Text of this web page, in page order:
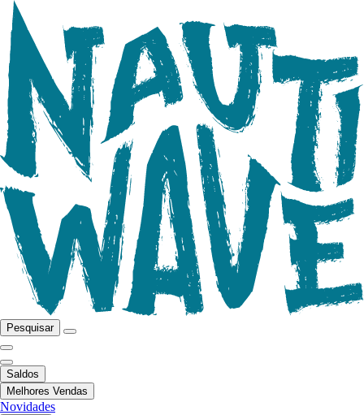
Pesquisar
Saldos
Melhores Vendas
Novidades